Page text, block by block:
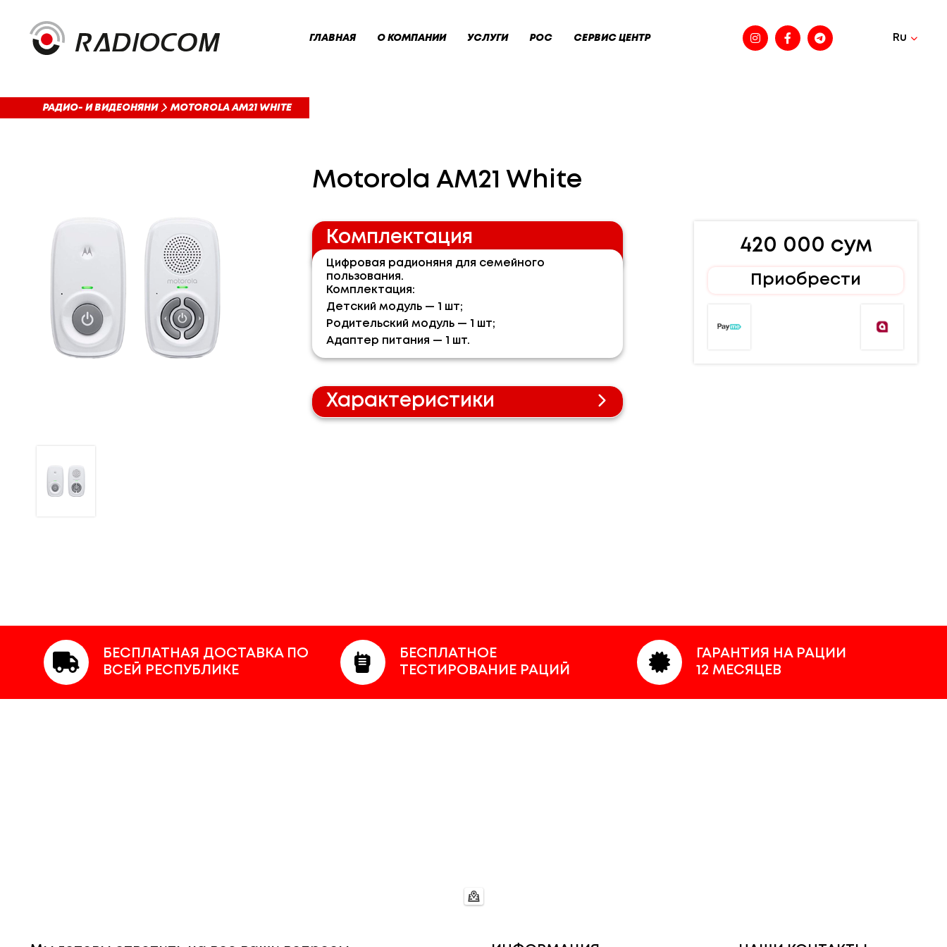
ГЛАВНАЯ О КОМПАНИИ УСЛУГИ РОС СЕРВИС ЦЕНТР Ru
РАДИО- И ВИДЕОНЯНИ MOTOROLA AM21 WHITE
Motorola AM21 White
Комплектация
Цифровая радионяня для семейного
пользования.
Комплектация:
Детский модуль — 1 шт;
Родительский модуль — 1 шт;
Адаптер питания — 1 шт.
Характеристики
420 000 сум
Приобрести
БЕСПЛАТНАЯ ДОСТАВКА ПО
ВСЕЙ РЕСПУБЛИКЕ
БЕСПЛАТНОЕ
ТЕСТИРОВАНИЕ РАЦИЙ
ГАРАНТИЯ НА РАЦИИ
12 МЕСЯЦЕВ